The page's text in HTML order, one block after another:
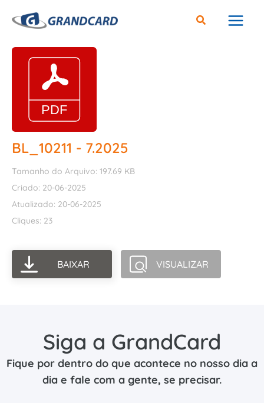
para
BL_10211 - 7.2025
Tamanho do Arquivo: 197.69 KB
Criado: 20-06-2025
Atualizado: 20-06-2025
Cliques: 23
BAIXAR VISUALIZAR
Siga a GrandCard
Fique por dentro do que acontece no nosso dia a
dia e fale com a gente, se precisar.